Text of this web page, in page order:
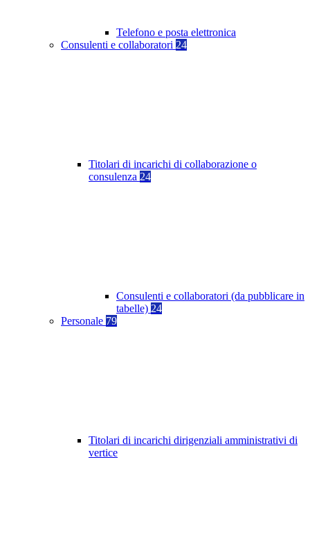
Telefono e posta elettronica
Consulenti e collaboratori 24
Titolari di incarichi di collaborazione o
consulenza 24
Consulenti e collaboratori (da pubblicare in
tabelle) 24
Personale 79
Titolari di incarichi dirigenziali amministrativi di
vertice